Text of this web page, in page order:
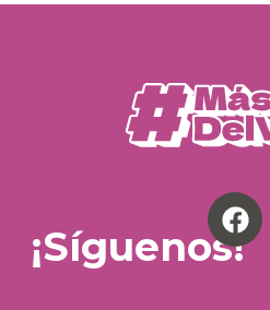
¡Síguenos!